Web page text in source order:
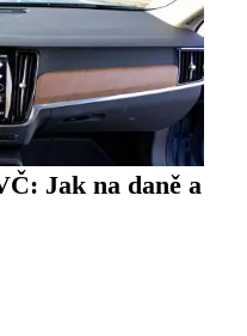
Jak na daně a